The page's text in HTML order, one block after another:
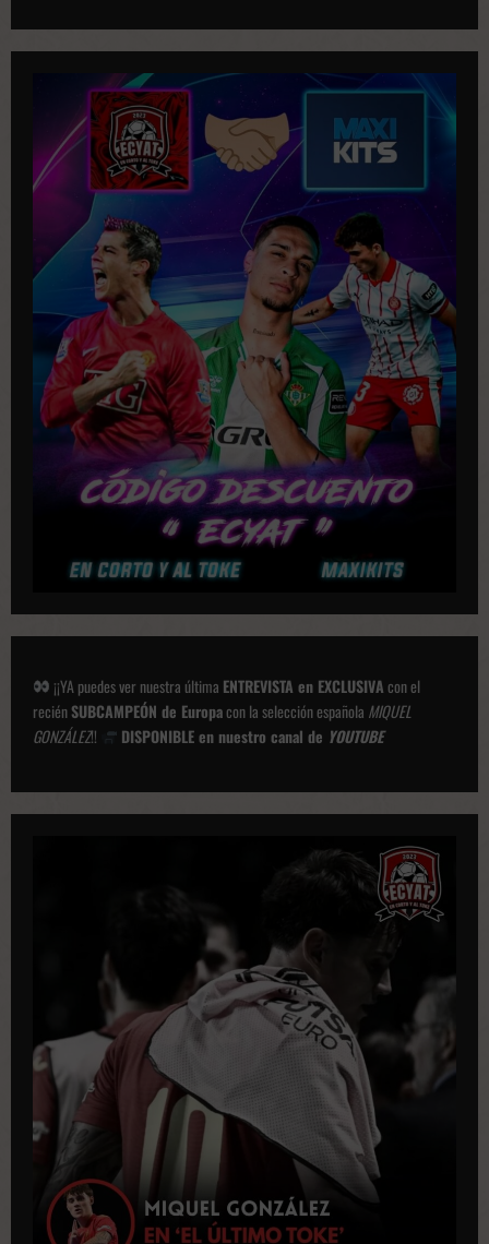
e
b
l
a
c
i
n
¡¡YA puedes ver nuestra última ENTREVISTA en EXCLUSIVAcon el
reciénSUBCAMPEÓN de Europacon la selección española MIQUEL
GONZÁLEZ!! DISPONIBLE en nuestro canal de YOUTUBE